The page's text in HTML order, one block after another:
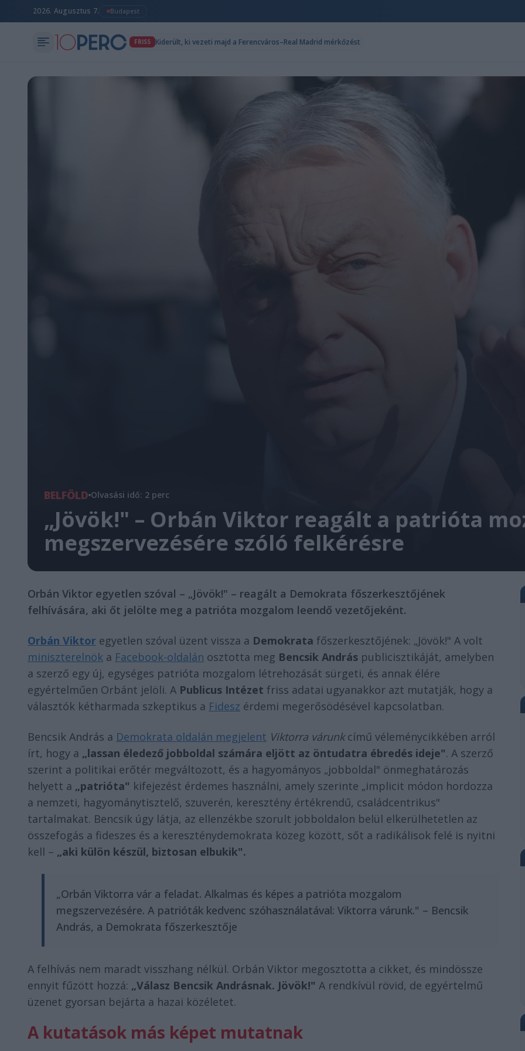
2026. Augusztus 7. Budapest
FRISS Kiderült, ki vezeti majd a Ferencváros–Real Madrid mérkőzést
BELFÖLD Olvasási idő: 2 perc
„Jövök!" – Orbán Viktor reagált a patrióta
megszervezésére szóló felkérésre
Orbán Viktor egyetlen szóval – „Jövök!" – reagált a Demokrata főszerkesztőjének
felhívására, aki őt jelölte meg a patrióta mozgalom leendő vezetőjeként.
Orbán Viktor egyetlen szóval üzent vissza a Demokrata főszerkesztőjének: „Jövök!" A volt
miniszterelnök a Facebook-oldalán osztotta meg Bencsik András publicisztikáját, amelyben
a szerző egy új, egységes patrióta mozgalom létrehozását sürgeti, és annak élére
egyértelműen Orbánt jelöli. A Publicus Intézet friss adatai ugyanakkor azt mutatják, hogy a
választók kétharmada szkeptikus a Fidesz érdemi megerősödésével kapcsolatban.
Bencsik András a Demokrata oldalán megjelent Viktorra várunkcímű véleménycikkében arról
írt, hogy a „lassan éledező jobboldal számára eljött az öntudatra ébredés ideje". A szerző
szerint a politikai erőtér megváltozott, és a hagyományos „jobboldal" önmeghatározás
helyett a „patrióta" kifejezést érdemes használni, amely szerinte „implicit módon hordozza
a nemzeti, hagyománytisztelő, szuverén, keresztény értékrendű, családcentrikus"
tartalmakat. Bencsik úgy látja, az ellenzékbe szorult jobboldalon belül elkerülhetetlen az
összefogás a fideszes és a kereszténydemokrata közeg között, sőt a radikálisok felé is nyitni
kell – „aki külön készül, biztosan elbukik".
„Orbán Viktorra vár a feladat. Alkalmas és képes a patrióta mozgalom
megszervezésére. A patrióták kedvenc szóhasználatával: Viktorra várunk." – Bencsik
András, a Demokrata főszerkesztője
A felhívás nem maradt visszhang nélkül. Orbán Viktor megosztotta a cikket, és mindössze
ennyit fűzött hozzá: „Válasz Bencsik Andrásnak. Jövök!" A rendkívül rövid, de egyértelmű
üzenet gyorsan bejárta a hazai közéletet.
A kutatások más képet mutatnak